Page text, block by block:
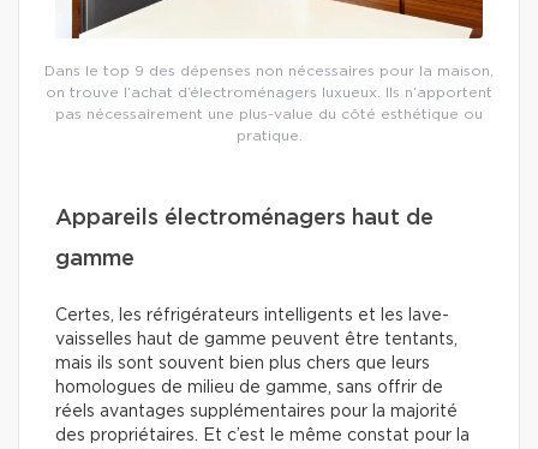
Dans le top 9 des dépenses non nécessaires pour la maison,
on trouve l’achat d’électroménagers luxueux. Ils n’apportent
pas nécessairement une plus-value du côté esthétique ou
pratique.
Appareils électroménagers haut de
gamme
Certes, les réfrigérateurs intelligents et les lave-
vaisselles haut de gamme peuvent être tentants,
mais ils sont souvent bien plus chers que leurs
homologues de milieu de gamme, sans offrir de
réels avantages supplémentaires pour la majorité
des propriétaires. Et c’est le même constat pour la